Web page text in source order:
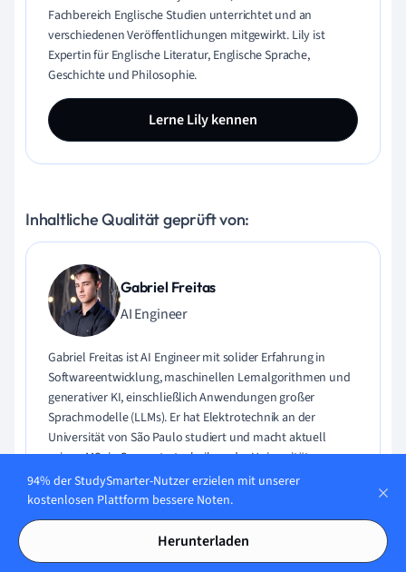
Fachbereich Englische Studien unterrichtet und an
verschiedenen Veröffentlichungen mitgewirkt. Lily ist
Expertin für Englische Literatur, Englische Sprache,
Geschichte und Philosophie.
Lerne Lily kennen
Inhaltliche Qualität geprüft von:
Gabriel Freitas
AI Engineer
Gabriel Freitas ist AI Engineer mit solider Erfahrung in
Softwareentwicklung, maschinellen Lernalgorithmen und
generativer KI, einschließlich Anwendungen großer
Sprachmodelle (LLMs). Er hat Elektrotechnik an der
Universität von São Paulo studiert und macht aktuell
seinen MSc in Computertechnik an der Universität von
Campinas mit Schwerpunkt auf maschinellem Lernen.
Gabriel hat einen starken Hintergrund in Software-
Engineering und hat an Projekten zu Computer Vision,
Embedded AI und LLM-Anwendungen gearbeitet.
94% der StudySmarter-Nutzer erzielen mit unserer
kostenlosen Plattform bessere Noten.
Herunterladen